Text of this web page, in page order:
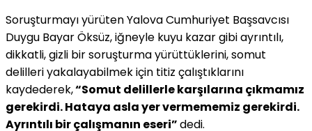
Soruşturmayı yürüten Yalova Cumhuriyet Başsavcısı
Duygu Bayar Öksüz, iğneyle kuyu kazar gibi ayrıntılı,
dikkatli, gizli bir soruşturma yürüttüklerini, somut
delilleri yakalayabilmek için titiz çalıştıklarını
kaydederek,“Somut delillerle karşılarına çıkmamız
gerekirdi. Hataya asla yer vermememiz gerekirdi.
Ayrıntılı bir çalışmanın eseri”dedi.